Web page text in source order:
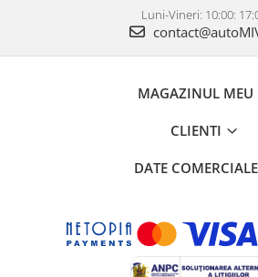
Luni-Vineri: 10:00:
MAGAZINUL MEU
CLIENTI
DATE COMERCIALE